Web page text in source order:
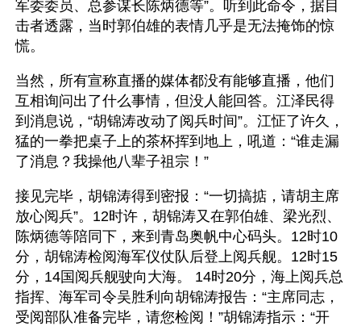
军委委员、总参谋长陈炳德等”。听到此命令，据目
击者透露，当时郭伯雄的表情几乎是无法掩饰的惊
慌。
当然，所有宣称直播的媒体都没有能够直播，他们
互相询问出了什么事情，但没人能回答。江泽民得
到消息说，“胡锦涛改动了阅兵时间”。江怔了许久，
猛的一拳把桌子上的茶杯挥到地上，吼道：“谁走漏
了消息？我操他八辈子祖宗！”
接见完毕，胡锦涛得到密报：“一切搞掂，请胡主席
放心阅兵”。12时许，胡锦涛又在郭伯雄、梁光烈、
陈炳德等陪同下，来到青岛奥帆中心码头。12时10
分，胡锦涛检阅海军仪仗队后登上阅兵舰。12时15
分，14国阅兵舰驶向大海。 14时20分，海上阅兵总
指挥、海军司令吴胜利向胡锦涛报告：“主席同志，
受阅部队准备完毕，请您检阅！”胡锦涛指示：“开